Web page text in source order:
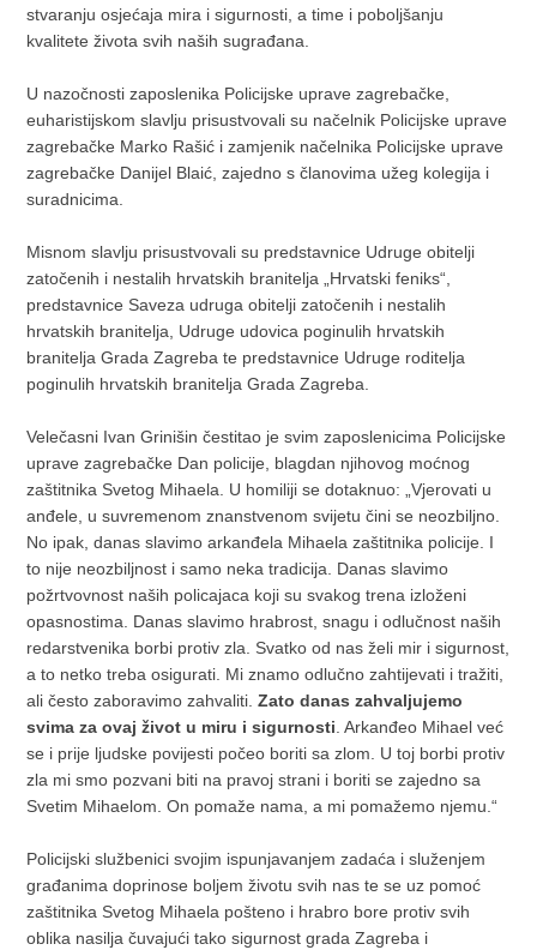
stvaranju osjećaja mira i sigurnosti, a time i poboljšanju
kvalitete života svih naših sugrađana.
U nazočnosti zaposlenika Policijske uprave zagrebačke,
euharistijskom slavlju prisustvovali su načelnik Policijske uprave
zagrebačke Marko Rašić i zamjenik načelnika Policijske uprave
zagrebačke Danijel Blaić, zajedno s članovima užeg kolegija i
suradnicima.
Misnom slavlju prisustvovali su predstavnice Udruge obitelji
zatočenih i nestalih hrvatskih branitelja „Hrvatski feniks“,
predstavnice Saveza udruga obitelji zatočenih i nestalih
hrvatskih branitelja, Udruge udovica poginulih hrvatskih
branitelja Grada Zagreba te predstavnice Udruge roditelja
poginulih hrvatskih branitelja Grada Zagreba.
Velečasni Ivan Grinišin čestitao je svim zaposlenicima Policijske
uprave zagrebačke Dan policije, blagdan njihovog moćnog
zaštitnika Svetog Mihaela. U homiliji se dotaknuo: „Vjerovati u
anđele, u suvremenom znanstvenom svijetu čini se neozbiljno.
No ipak, danas slavimo arkanđela Mihaela zaštitnika policije. I
to nije neozbiljnost i samo neka tradicija. Danas slavimo
požrtvovnost naših policajaca koji su svakog trena izloženi
opasnostima. Danas slavimo hrabrost, snagu i odlučnost naših
redarstvenika borbi protiv zla. Svatko od nas želi mir i sigurnost,
a to netko treba osigurati. Mi znamo odlučno zahtijevati i tražiti,
ali često zaboravimo zahvaliti.Zato danas zahvaljujemo
svima za ovaj život u miru i sigurnosti. Arkanđeo Mihael već
se i prije ljudske povijesti počeo boriti sa zlom. U toj borbi protiv
zla mi smo pozvani biti na pravoj strani i boriti se zajedno sa
Svetim Mihaelom. On pomaže nama, a mi pomažemo njemu.“
Policijski službenici svojim ispunjavanjem zadaća i služenjem
građanima doprinose boljem životu svih nas te se uz pomoć
zaštitnika Svetog Mihaela pošteno i hrabro bore protiv svih
oblika nasilja čuvajući tako sigurnost grada Zagreba i